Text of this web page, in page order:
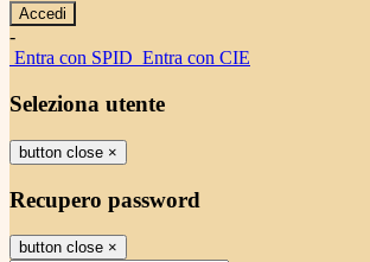
-
Entra con SPID Entra con CIE
Seleziona utente
button close ×
Recupero password
button close ×